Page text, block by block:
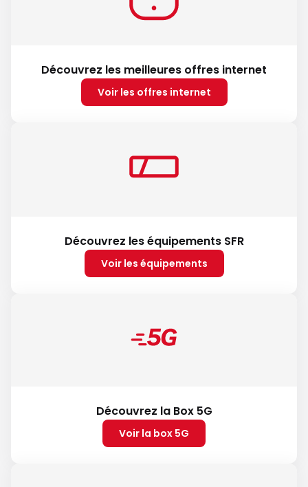
Découvrez les meilleures offres internet
Voir les offres internet
Découvrez les équipements SFR
Voir les équipements
Découvrez la Box 5G
Voir la box 5G